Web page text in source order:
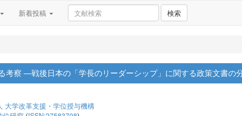
新着投稿 検索
考察 ―戦後日本の「学長のリーダーシップ」に関する政策文書の
大学改革支援・学位授与機構